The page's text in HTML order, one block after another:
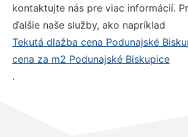
kontaktujte nás pre viac informácií.
ďalšie naše služby, ako napríklad
Tekutá dlažba cena Podunajské
cena za m2 Podunajské Biskupice
.